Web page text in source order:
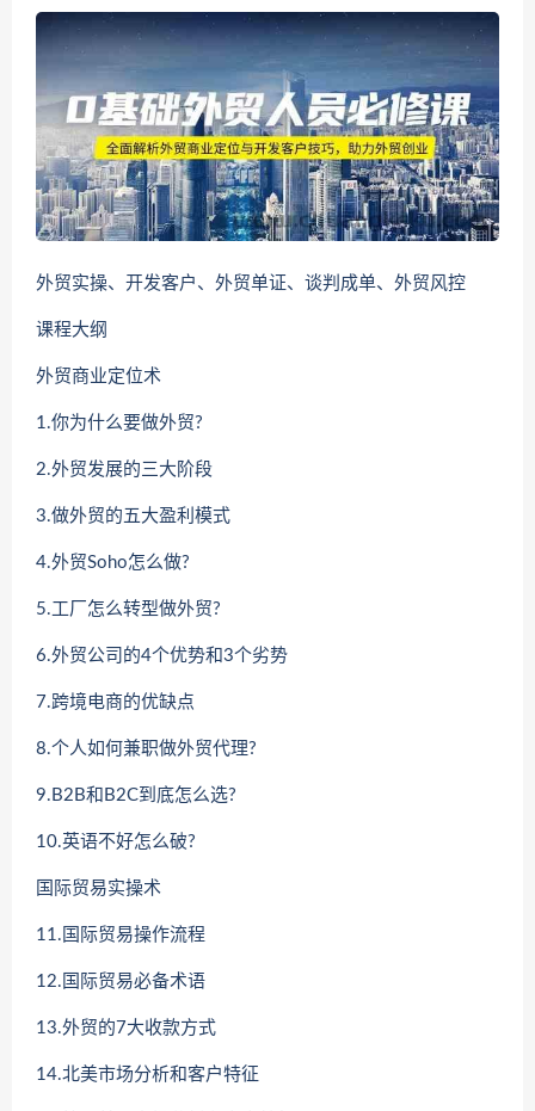
外贸实操、开发客户、外贸单证、谈判成单、外贸风控
课程大纲
外贸商业定位术
1.你为什么要做外贸?
2.外贸发展的三大阶段
3.做外贸的五大盈利模式
4.外贸Soho怎么做?
5.工厂怎么转型做外贸?
6.外贸公司的4个优势和3个劣势
7.跨境电商的优缺点
8.个人如何兼职做外贸代理?
9.B2B和B2C到底怎么选?
10.英语不好怎么破?
国际贸易实操术
11.国际贸易操作流程
12.国际贸易必备术语
13.外贸的7大收款方式
14.北美市场分析和客户特征